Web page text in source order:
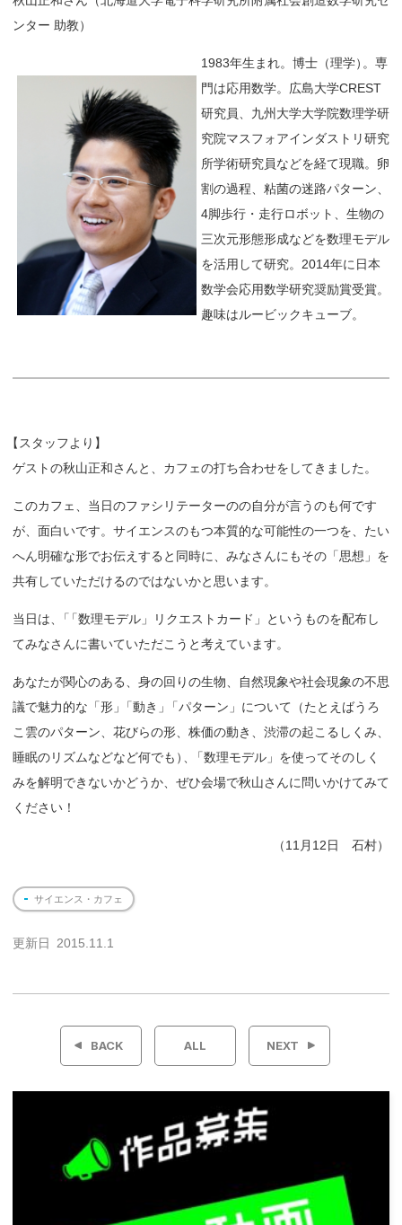
ンター 助教）
1983年生まれ。博士（理学） 。専
門は応用数学。広島大学CREST
研究員、九州大学大学院数理学研
究院マスフォアインダストリ研究
所学術研究員などを経て現職。卵
割の過程、粘菌の迷路パターン、
4脚歩行・走行ロボット、生物の
三次元形態形成などを数理モデル
を活用して研究。2014年に日本
数学会応用数学研究奨励賞受賞。
趣味はルービックキューブ。
【 スタッフより】
ゲストの秋山正和さんと、カフェの打ち合わせをしてきました。
このカフェ、当日のファシリテーターのの自分が言うのも何です
が、面白いです。サイエンスのもつ本質的な可能性の一つを、たい
へん明確な形でお伝えすると同時に、みなさんにもその「思想」を
共有していただけるのではないかと思います。
当日は 「「数理モデル」リクエストカード」というものを配布し
てみなさんに書いていただこうと考えています。
あなたが関心のある、身の回りの生物、自然現象や社会現象の不思
議で魅力的な「形 」 「動き 」
「パターン」について（たとえばうろ
こ雲のパターン、花びらの形、株価の動き、渋滞の起こるしくみ、
睡眠のリズムなどなど何でも ）
「数理モデル」を使ってそのしく
みを解明できないかどうか、ぜひ会場で秋山さんに問いかけてみて
ください！
（11月12日 石村）
サイエンス・カフェ
更新日 2015.11.1
投
BACK ALL NEXT